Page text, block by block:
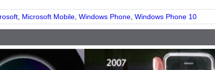
Microsoft Mobile Windows Phone Windows Phone 10